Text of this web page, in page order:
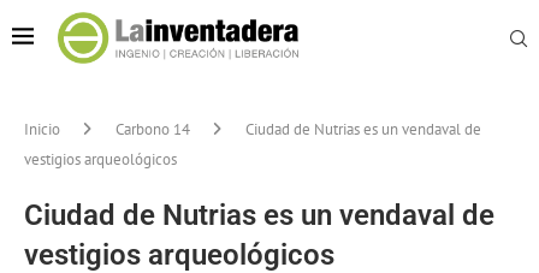
Inicio Carbono 14
Ciudad de Nutrias es un vendaval de
vestigios arqueológicos
Ciudad de Nutrias es un vendaval de
vestigios arqueológicos